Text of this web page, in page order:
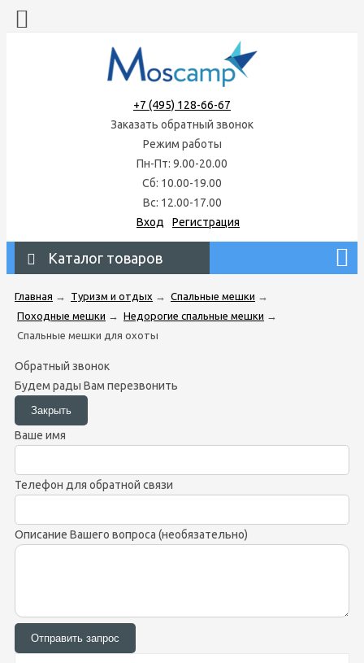
+7 (495) 128-66-67
Заказать обратный звонок
Режим работы
Пн-Пт: 9.00-20.00
Сб: 10.00-19.00
Вс: 12.00-17.00
Вход
Регистрация
Каталог товаров
Главная → Туризм и отдых → Спальные мешки →
Походные мешки → Недорогие спальные мешки →
Спальные мешки для охоты
Обратный звонок
Будем рады Вам перезвонить
Ваше имя
Телефон для обратной связи
Описание Вашего вопроса (необязательно)